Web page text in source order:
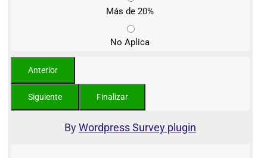
Más de 20%
No Aplica
ByWordpress Survey plugin